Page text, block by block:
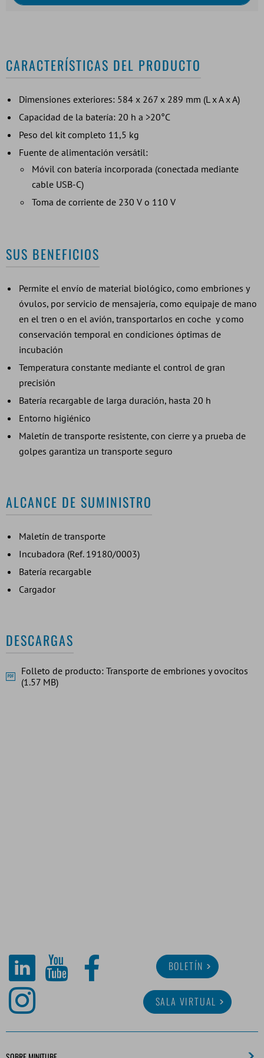
CARACTERÍSTICAS DEL PRODUCTO
Dimensiones exteriores: 584 x 267 x 289 mm (L x A x A)
Capacidad de la batería: 20 h a >20°C
Peso del kit completo 11,5 kg
Fuente de alimentación versátil:
Móvil con batería incorporada (conectada mediante
cable USB-C)
Toma de corriente de 230 V o 110 V
SUS BENEFICIOS
Permite el envío de material biológico, como embriones y
óvulos, por servicio de mensajería, como equipaje de mano
en el tren o en el avión, transportarlos en coche y como
conservación temporal en condiciones óptimas de
incubación
Temperatura constante mediante el control de gran
precisión
Batería recargable de larga duración, hasta 20 h
Entorno higiénico
Maletín de transporte resistente, con cierre y a prueba de
golpes garantiza un transporte seguro
ALCANCE DE SUMINISTRO
Maletín de transporte
Incubadora (Ref. 19180/0003)
Batería recargable
Cargador
DESCARGAS
Folleto de producto: Transporte de embriones y ovocitos
(1.57 MB)
BOLETÍN
SALA VIRTUAL